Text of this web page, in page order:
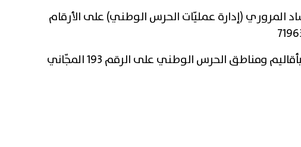
المروري (إدارة عمليّات الحرس الوطني) على الأرقام
ومناطق الحرس الوطني على الرقم 193 المجّاني